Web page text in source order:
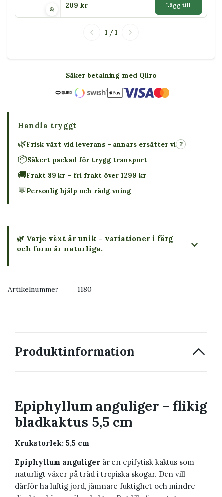
209 kr Lägg till
1 / 1
Säker betalning med Qliro
Handla tryggt
🌿Frisk växt vid leverans – annars ersätter vi ?
📦Säkert packad för trygg transport
🚚Frakt 89 kr – fri frakt över 1299 kr
💬Personlig hjälp och rådgivning
🌿 Varje växt är unik – variationer i färg
och form är naturliga.
Artikelnummer 1180
Produktinformation
Epiphyllum anguliger – flikig
bladkaktus 5,5 cm
Krukstorlek: 5,5 cm
Epiphyllum anguliger är en epifytisk kaktus som
naturligt växer på träd i tropiska skogar. Den vill
därför ha luftig jord, jämnare fuktighet och mindre